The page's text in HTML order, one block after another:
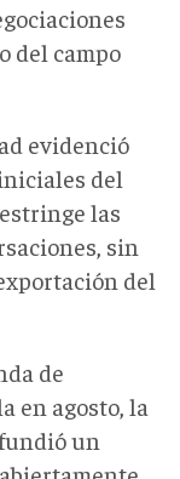
del campo
evidenció
del
las
sin
del
de
en agosto, la
un